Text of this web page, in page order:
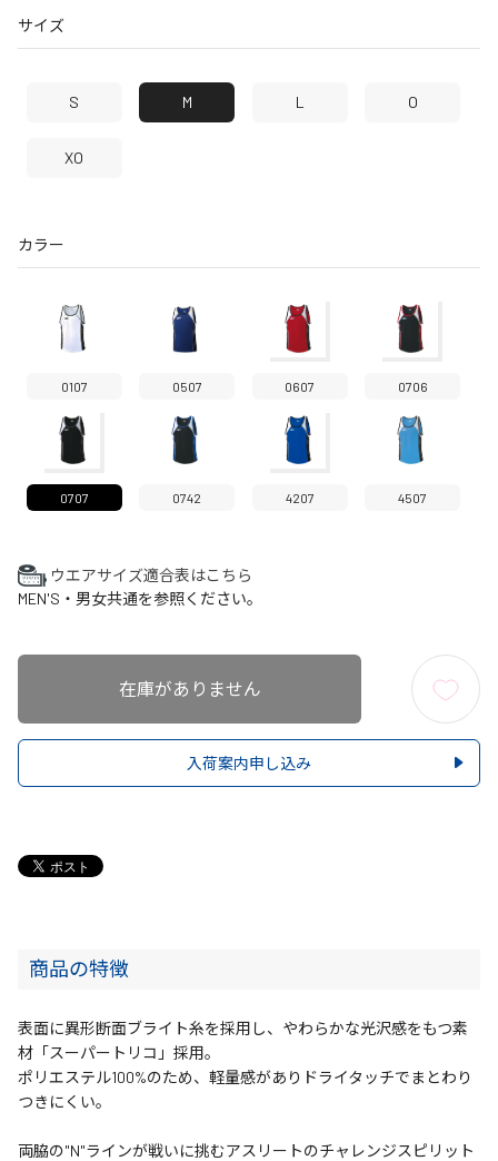
サイズ
S M L O
XO
カラー
0107 0507 0607 0706
0707 0742 4207 4507
ウエアサイズ適合表はこちら
MEN'S・男女共通を参照ください。
在庫がありません
入荷案内申し込み
商品の特徴
表面に異形断面ブライト糸を採用し、やわらかな光沢感をもつ素
材「スーパートリコ」採用。
ポリエステル100%のため、軽量感がありドライタッチでまとわり
つきにくい。
両脇の"N"ラインが戦いに挑むアスリートのチャレンジスピリット